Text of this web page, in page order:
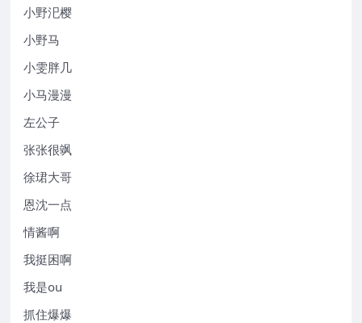
小野汜樱
小野马
小雯胖几
小马漫漫
左公子
张张很飒
徐珺大哥
恩沈一点
情酱啊
我挺困啊
我是ou
抓住爆爆